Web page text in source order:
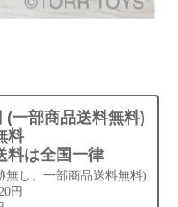
(一部商品送料無料)
料
料は全国一律
無し、一部商品送料無料)
円